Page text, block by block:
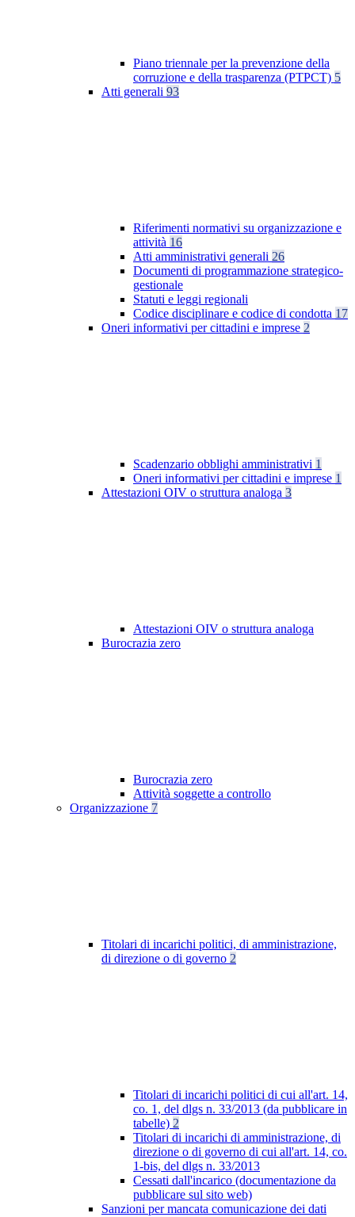
Piano triennale per la prevenzione della
corruzione e della trasparenza (PTPCT) 5
Atti generali 93
Riferimenti normativi su organizzazione e
attività 16
Atti amministrativi generali 26
Documenti di programmazione strategico-
gestionale
Statuti e leggi regionali
Codice disciplinare e codice di condotta 17
Oneri informativi per cittadini e imprese 2
Scadenzario obblighi amministrativi 1
Oneri informativi per cittadini e imprese 1
Attestazioni OIV o struttura analoga 3
Attestazioni OIV o struttura analoga
Burocrazia zero
Burocrazia zero
Attività soggette a controllo
Organizzazione 7
Titolari di incarichi politici, di amministrazione,
di direzione o di governo 2
Titolari di incarichi politici di cui all'art. 14,
co. 1, del dlgs n. 33/2013 (da pubblicare in
tabelle) 2
Titolari di incarichi di amministrazione, di
direzione o di governo di cui all'art. 14, co.
1-bis, del dlgs n. 33/2013
Cessati dall'incarico (documentazione da
pubblicare sul sito web)
Sanzioni per mancata comunicazione dei dati